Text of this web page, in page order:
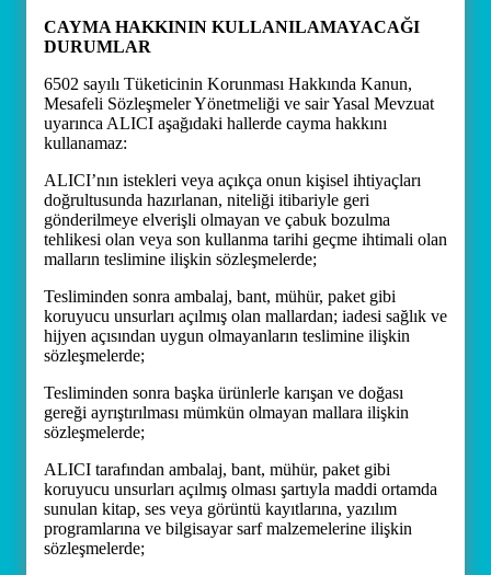
CAYMA HAKKININ KULLANILAMAYACAĞI
DURUMLAR
6502 sayılı Tüketicinin Korunması Hakkında Kanun,
Mesafeli Sözleşmeler Yönetmeliği ve sair Yasal Mevzuat
uyarınca ALICI aşağıdaki hallerde cayma hakkını
kullanamaz:
ALICI’nın istekleri veya açıkça onun kişisel ihtiyaçları
doğrultusunda hazırlanan, niteliği itibariyle geri
gönderilmeye elverişli olmayan ve çabuk bozulma
tehlikesi olan veya son kullanma tarihi geçme ihtimali olan
malların teslimine ilişkin sözleşmelerde;
Tesliminden sonra ambalaj, bant, mühür, paket gibi
koruyucu unsurları açılmış olan mallardan; iadesi sağlık ve
hijyen açısından uygun olmayanların teslimine ilişkin
sözleşmelerde;
Tesliminden sonra başka ürünlerle karışan ve doğası
gereği ayrıştırılması mümkün olmayan mallara ilişkin
sözleşmelerde;
ALICI tarafından ambalaj, bant, mühür, paket gibi
koruyucu unsurları açılmış olması şartıyla maddi ortamda
sunulan kitap, ses veya görüntü kayıtlarına, yazılım
programlarına ve bilgisayar sarf malzemelerine ilişkin
sözleşmelerde;